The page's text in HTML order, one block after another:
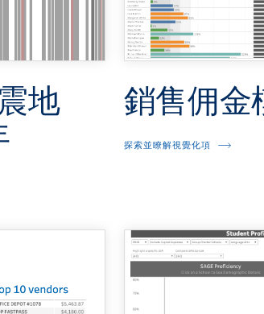
地
銷售佣金
探索並瞭解視覺化項